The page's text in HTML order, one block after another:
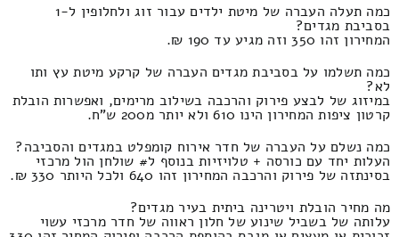
כמה תעלה העברה של מיטת ילדים עבור זוג ולחלופין ל-1
בסביבת מגדים?
המחירון זהו 350 וזה מגיע עד 190 ₪.
כמה תשלמו על בסביבת מגדים העברה של קרקע מיטת עץ ותו
לא?
במיזוג של לבצע פירוק והרכבה בשילוב מרימים, ואפשרות הובלת
קרטון ציפות המחירון הינו 610 ולא יותר מ200 ש"ח.
כמה נשלם על העברה של חדר אירוח קומפלט במגדים והסביבה?
העלות יחד עם כורסה + טלויזיות בנוסף ל# שולחן הול מרכזי
בסינתזה של פירוק והרכבה המחירון זהו 640 ולכל היותר 330 ₪.
מה מחיר הובלת ויטרינה ביתית בעיר מגדים?
עלותה של בשביל שינוע של חלון ראווה של חדר מרכזי עשוי